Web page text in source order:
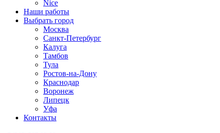
Nice
Наши работы
Выбрать город
Москва
Санкт-Петербург
Калуга
Тамбов
Тула
Ростов-на-Дону
Краснодар
Воронеж
Липецк
Уфа
Контакты